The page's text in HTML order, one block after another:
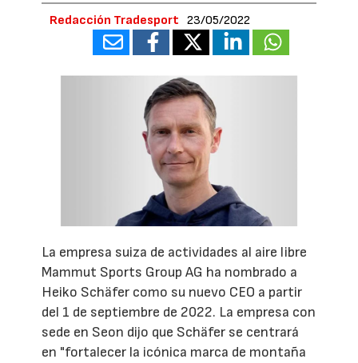
Redacción Tradesport 23/05/2022
La empresa suiza de actividades al aire libre
Mammut Sports Group AG ha nombrado a
Heiko Schäfer como su nuevo CEO a partir
del 1 de septiembre de 2022. La empresa con
sede en Seon dijo que Schäfer se centrará
en "fortalecer la icónica marca de montaña